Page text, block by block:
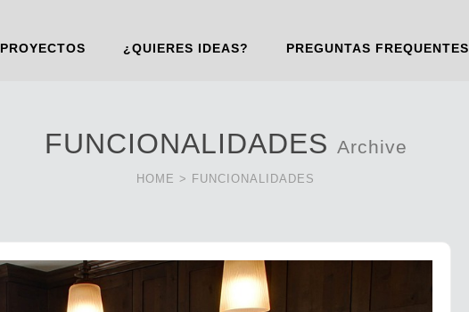
PROYECTOS ¿QUIERES IDEAS? PREGUNTAS FREQUENTES
FUNCIONALIDADES Archive
HOME > FUNCIONALIDADES